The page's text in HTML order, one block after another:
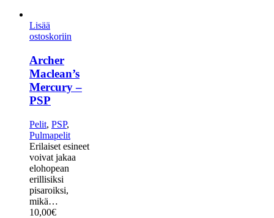
Lisää
ostoskoriin
Archer
Maclean’s
Mercury –
PSP
Pelit, PSP,
Pulmapelit
Erilaiset esineet
voivat jakaa
elohopean
erillisiksi
pisaroiksi,
mikä…
10,00€